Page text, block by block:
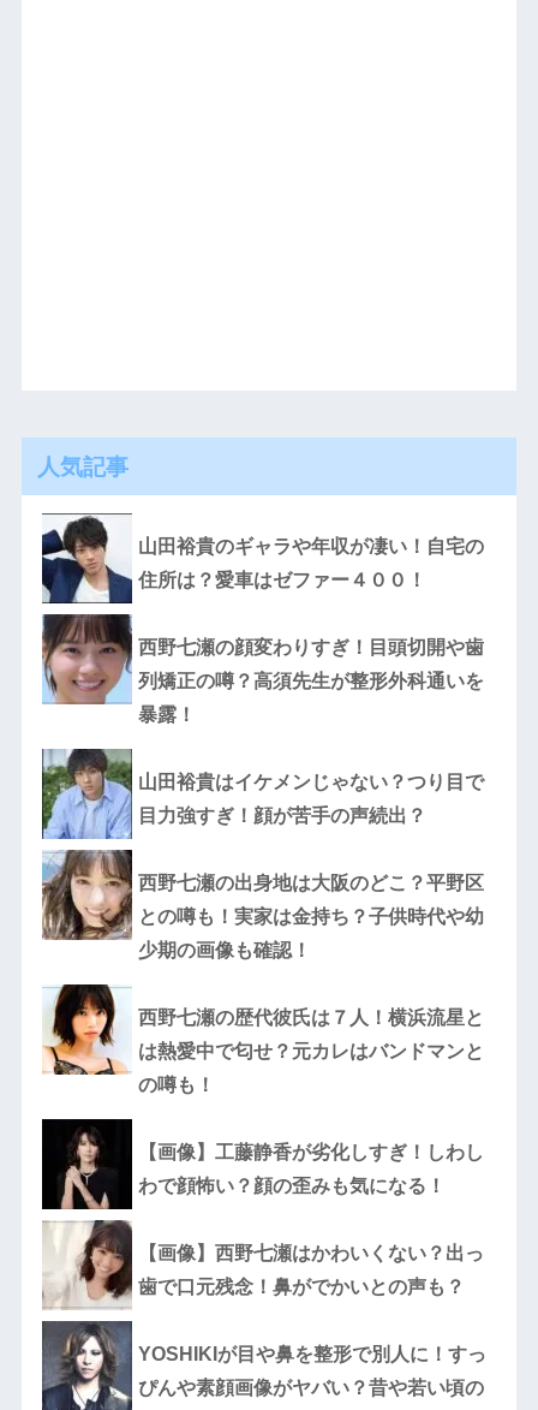
人気記事
山田裕貴のギャラや年収が凄い！自宅の
住所は？愛車はゼファー４００！
西野七瀬の顔変わりすぎ！目頭切開や歯
列矯正の噂？高須先生が整形外科通いを
暴露！
山田裕貴はイケメンじゃない？つり目で
目力強すぎ！顔が苦手の声続出？
西野七瀬の出身地は大阪のどこ？平野区
との噂も！実家は金持ち？子供時代や幼
少期の画像も確認！
西野七瀬の歴代彼氏は７人！横浜流星と
は熱愛中で匂せ？元カレはバンドマンと
の噂も！
【画像】工藤静香が劣化しすぎ！しわし
わで顔怖い？顔の歪みも気になる！
【画像】西野七瀬はかわいくない？出っ
歯で口元残念！鼻がでかいとの声も？
YOSHIKIが目や鼻を整形で別人に！すっ
ぴんや素顔画像がヤバい？昔や若い頃の